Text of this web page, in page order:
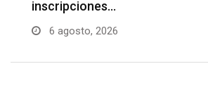
de la Patria…
6 agosto, 2026